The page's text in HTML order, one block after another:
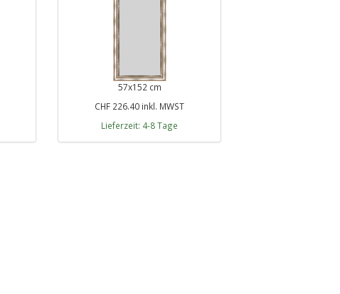
57x152 cm
CHF 226.40 inkl. MWST
Lieferzeit: 4-8 Tage